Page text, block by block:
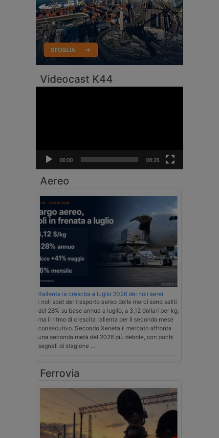
Videocast K44
00:00 08:26
Aereo
Rallenta la crescita a luglio 2026 dei noli aerei
I noli spot del trasporto aereo delle merci sono saliti
del 28% su base annua a luglio, a 3,12 dollari per kg,
ma il ritmo di crescita rallenta per il secondo mese
consecutivo. Secondo Xeneta il mercato affronta
una seconda metà del 2026 più debole, con pochi
segnali di stagione …
Ferrovia